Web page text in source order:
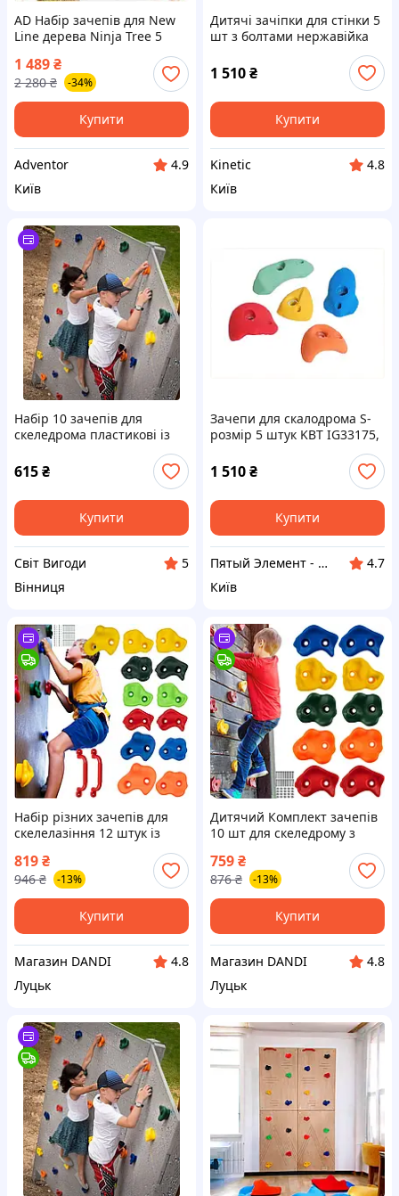
AD Набір зачепів для New
Line дерева Ninja Tree 5
дітей для лазіння та
тренувано Ultra/R
1 489₴
2 280 ₴ -34%
Купити
Adventor
4.9
Київ
Дитячі зачіпки для стінки 5
шт з болтами нержавійка
1 510₴
Купити
Kinetic
4.8
Київ
Набір 10 зачепів для
скеледрома пластикові із
кріпленням TRIZAND 18533
615₴
Купити
Світ Вигоди
5
Вінниця
Зачепи для скалодрома S-
розмір 5 штук KBT IG33175,
1 510₴
Купити
Пятый Элемент - всё, что вам нужно
4.7
Київ
Набір різних зачепів для
скелелазіння 12 штук із
кріпленням Kruzzel 25394
819₴
946 ₴ -13%
Купити
Магазин DANDI
4.8
Луцьк
Дитячий Комплект зачепів
10 шт для скеледрому з
кріпленням Trizand 18533
759₴
876 ₴ -13%
Купити
Магазин DANDI
4.8
Луцьк